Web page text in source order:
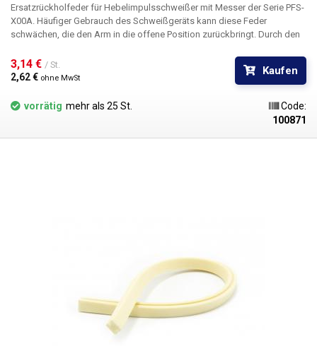
Ersatzrückholfeder für Hebelimpulsschweißer mit Messer der Serie PFS-
X00A. Häufiger Gebrauch des Schweißgeräts kann diese Feder
schwächen, die den Arm in die offene Position zurückbringt. Durch den
seine ursprüngliche Position erreicht. Federlänge: 50mm Durchmesser:
12,3 mm
3,14 € / St.
2,62 € ohne MwSt
Kaufen
vorrätig mehr als 25 St.
Code:
100871